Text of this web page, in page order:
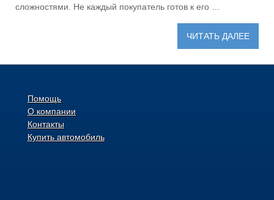
сложностями. Не каждый покупатель готов к его …
ЧИТАТЬ ДАЛЕЕ
Помощь
О компании
Контакты
Купить автомобиль